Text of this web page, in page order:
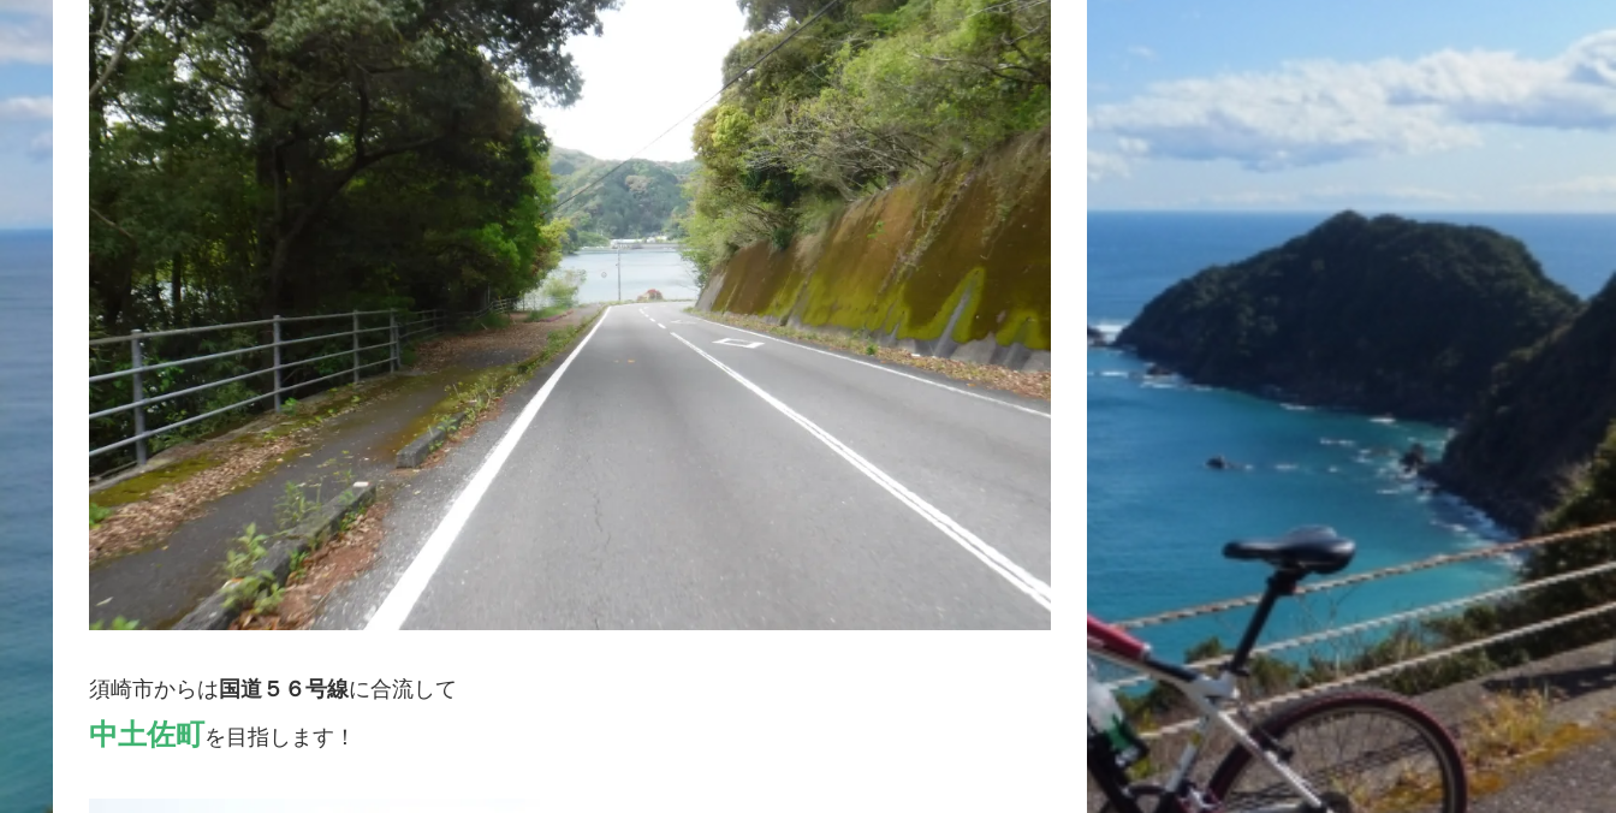
須崎市からは 国道５６号線に合流して
中土佐町を目指します！